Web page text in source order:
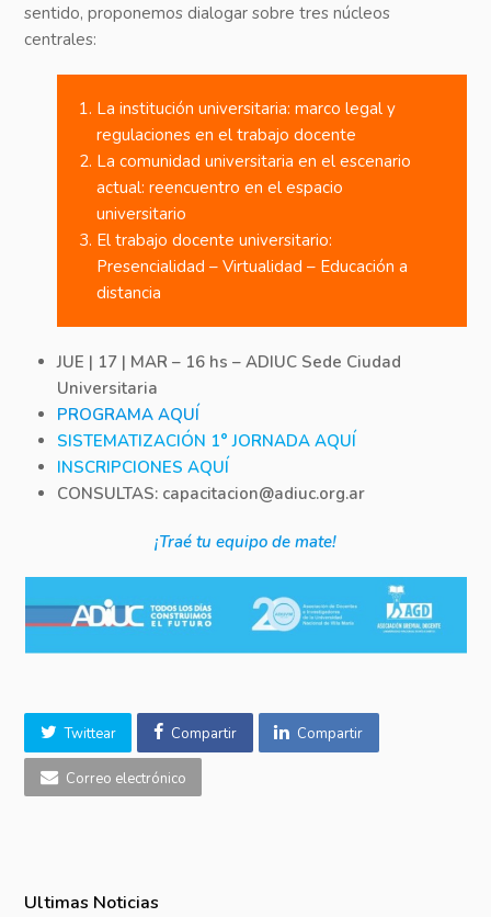
sentido, proponemos dialogar sobre tres núcleos
centrales:
La institución universitaria: marco legal y
regulaciones en el trabajo docente
La comunidad universitaria en el escenario
actual: reencuentro en el espacio
universitario
El trabajo docente universitario:
Presencialidad – Virtualidad – Educación a
distancia
JUE | 17 | MAR – 16 hs – ADIUC Sede Ciudad
Universitaria
PROGRAMA AQUÍ
SISTEMATIZACIÓN 1° JORNADA AQUÍ
INSCRIPCIONES AQUÍ
CONSULTAS: capacitacion@adiuc.org.ar
¡Traé tu equipo de mate!
Twittear Compartir Compartir
Correo electrónico
Ultimas Noticias